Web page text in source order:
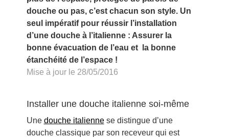
douche ou pas, c’est chacun son style. Un
seul impératif pour réussir l’installation
d’une douche à l’italienne : Assurer la
bonne évacuation de l’eau et la bonne
étanchéité de l’espace !
Mise à jour le 28/05/2016
Installer une douche italienne soi-même
Une douche italiennese distingue d’une
douche classique par son receveur qui est